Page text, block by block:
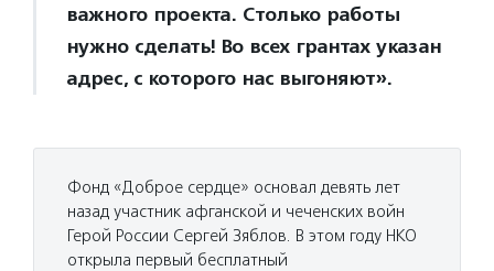
важного проекта. Столько работы
нужно сделать! Во всех грантах указан
адрес, с которого нас выгоняют».
Фонд «Доброе сердце» основал девять лет
назад участник афганской и чеченских войн
Герой России Сергей Зяблов. В этом году НКО
открыла первый бесплатный